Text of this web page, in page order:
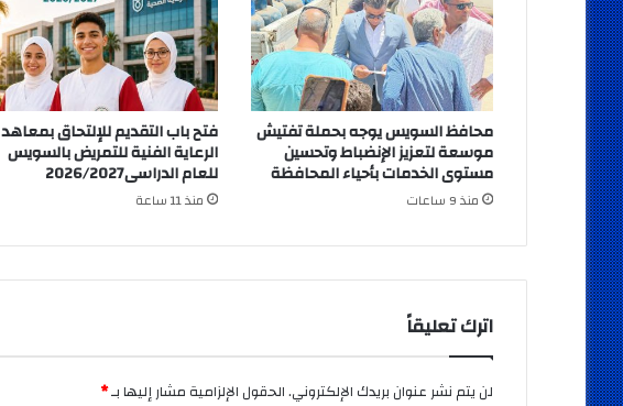
محافظ السويس يوجه بحملة تفتيش
موسعة لتعزيز الإنضباط وتحسين
مستوى الخدمات بأحياء المحافظة
منذ 9 ساعات
فتح باب التقديم للإلتحاق بمعاهد
الرعاية الفنية للتمريض بالسويس
للعام الدراسى2026/2027
منذ 11 ساعة
اترك تعليقاً
لن يتم نشر عنوان بريدك الإلكتروني.الحقول الإلزامية مشار إليها بـ*